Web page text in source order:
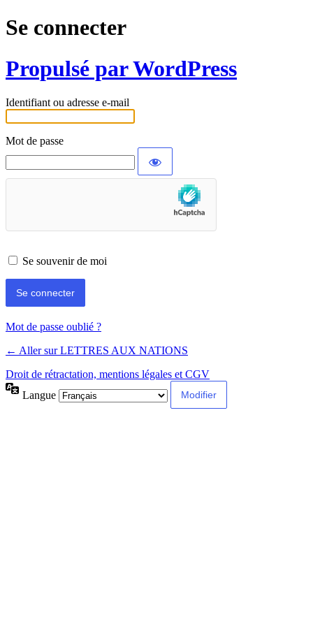
Se connecter
Propulsé par WordPress
Identifiant ou adresse e-mail
Mot de passe
Se souvenir de moi
Alternative:
Mot de passe oublié ?
← Aller sur LETTRES AUX NATIONS
Droit de rétractation, mentions légales et CGV
Langue